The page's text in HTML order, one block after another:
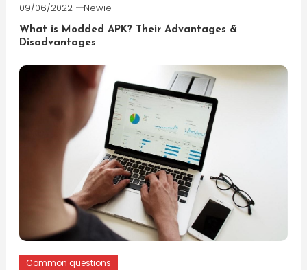
09/06/2022 Newie
What is Modded APK? Their Advantages &
Disadvantages
Common questions